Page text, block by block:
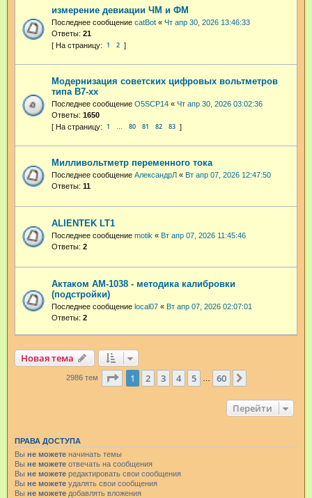
измерение девиации ЧМ и ФМ
Последнее сообщение catBot « Чт апр 30, 2026 13:46:33
Ответы: 21
1 2
Модернизация советских цифровых вольтметров
типа В7-хх
Последнее сообщение O5SCP14 « Чт апр 30, 2026 03:02:36
Ответы: 1650
1 80 81 82 83
Милливольтметр переменного тока
Последнее сообщение АлександрЛ « Вт апр 07, 2026 12:47:50
Ответы: 11
ALIENTEK LT1
Последнее сообщение motik « Вт апр 07, 2026 11:45:46
Ответы: 2
Актаком АМ-1038 - методика калибровки
(подстройки)
Последнее сообщение local07 « Вт апр 07, 2026 02:07:01
Ответы: 2
Новая тема
2986 тем Страница из 60
1 2 3 4 5 60
Перейти
ПРАВА ДОСТУПА
Вы не можете начинать темы
Вы не можете отвечать на сообщения
Вы не можете редактировать свои сообщения
Вы не можете удалять свои сообщения
Вы не можете добавлять вложения